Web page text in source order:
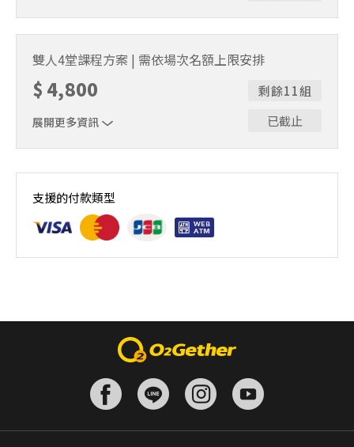
邀請親友一同報名參加，一起精進匹克球基本功！ 如人數
未達開班門檻，或因天候不佳無法如期舉行，POA將視情況
安排延期或併班處理。 ⚠️ 報名完成後，如因天候因素無法
上課，僅提供課程延期選項，恕不退費，請參閱【報名與課
程異動規則】。報名後視為您已同意上述規則。
雙人4堂課程方案 | 需依場次名額上限安排
$ 4,800
展開更多資訊
剩餘11組
已截止
｜雙人報名方案說明｜本課程採4人開班，7人滿班制。歡迎
未達開班門檻，或因天候不佳無法如期舉行，POA將視情況
安排延期或併班處理。 ⚠️ 報名完成後，如因天候因素無法
上課，僅提供課程延期選項，恕不退費，請參閱【報名與課
支援的付款類型